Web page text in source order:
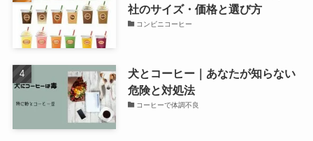
社のサイズ・価格と選び方
コンビニコーヒー
犬とコーヒー｜あなたが知らない
危険と対処法
コーヒーで体調不良